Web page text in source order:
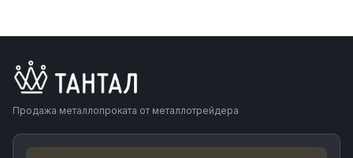
Продажа металлопроката от металлотрейдера